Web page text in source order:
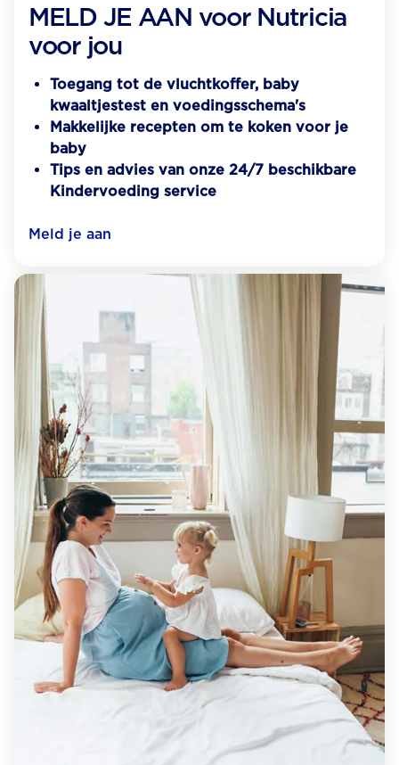
MELD JE AAN voor Nutricia
voor jou
Toegang tot de vluchtkoffer, baby
kwaaltjestest en voedingsschema's
Makkelijke recepten om te koken voor je
baby
Tips en advies van onze 24/7 beschikbare
Kindervoeding service
Meld je aan